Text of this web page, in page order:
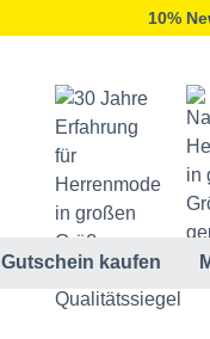
10%
Gutschein kaufen